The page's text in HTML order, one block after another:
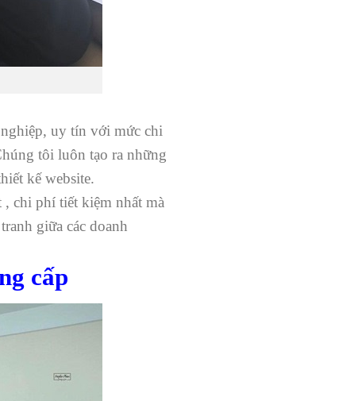
uy tín với mức chi
tôi luôn tạo ra những
kế website.
chi phí tiết kiệm nhất mà
giữa các doanh
cấp